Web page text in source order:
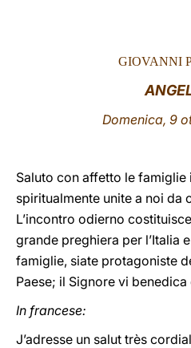
GIOVANNI
Domenica, 9
Saluto con affetto le famiglie
spiritualmente unite a noi da
L’incontro odierno
grande preghiera per l’Italia
famiglie, siate protagoniste
Paese; il Signore vi
In francese:
J’adresse un salut très